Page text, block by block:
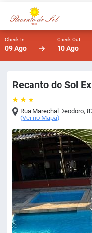
Check-In
09 Ago
Check-Out
10 Ago
Recanto do Sol
Rua Marechal Deodoro,
(Ver no Mapa)